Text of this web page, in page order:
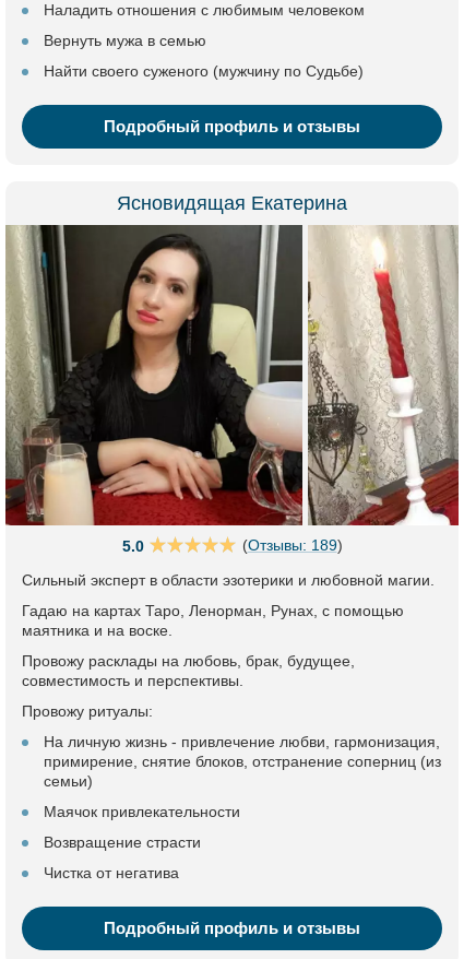
Наладить отношения с любимым человеком
Вернуть мужа в семью
Найти своего суженого (мужчину по Судьбе)
Подробный профиль и отзывы
Ясновидящая Екатерина
5.0 (Отзывы: 189)
Сильный эксперт в области эзотерики и любовной магии.
Гадаю на картах Таро, Ленорман, Рунах, с помощью
маятника и на воске.
Провожу расклады на любовь, брак, будущее,
совместимость и перспективы.
Провожу ритуалы:
На личную жизнь - привлечение любви, гармонизация,
примирение, снятие блоков, отстранение соперниц (из
семьи)
Маячок привлекательности
Возвращение страсти
Чистка от негатива
Подробный профиль и отзывы